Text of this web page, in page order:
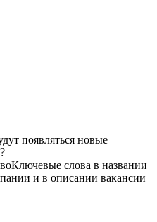
появляться новые
Ключевые слова в названии
и в описании вакансии